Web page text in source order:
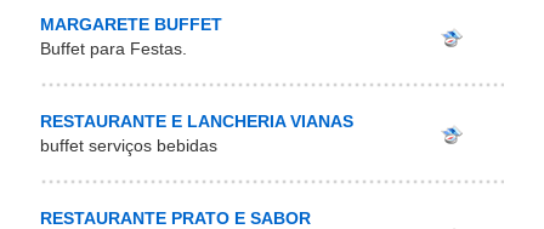
MARGARETE BUFFET
Buffet para Festas.
RESTAURANTE E LANCHERIA VIANAS
buffet serviços bebidas
RESTAURANTE PRATO E SABOR